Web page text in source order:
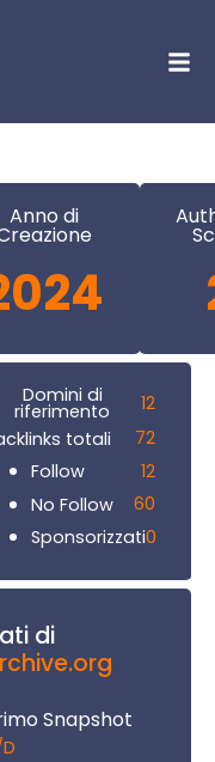
Anno di
Domini di
riferimento
12
totali
72
Follow
12
No Follow
60
Sponsorizzati0
di
Snapshot